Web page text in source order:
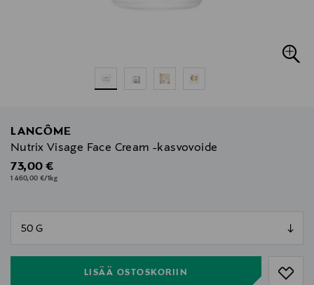
LANCÔME
Nutrix Visage Face Cream -kasvovoide
Original Price
73,00 €
1 460,00 €/1kg
LISÄÄ OSTOSKORIIN